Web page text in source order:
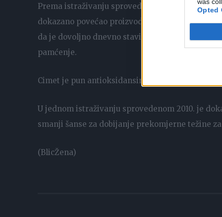
Opted
Prema istraživanju sprovedenom u
dokazano povećao proizvodnju proteina koji
da je dovoljno dnevno staviti prstohvat
pamćenje.
Cimet je pun antioksidansima, pomaže kod
U jednom istraživanju sprovedenom 2010. je
smanji šanse za dobijanje prekomjerne težine za
(BlicŽena)